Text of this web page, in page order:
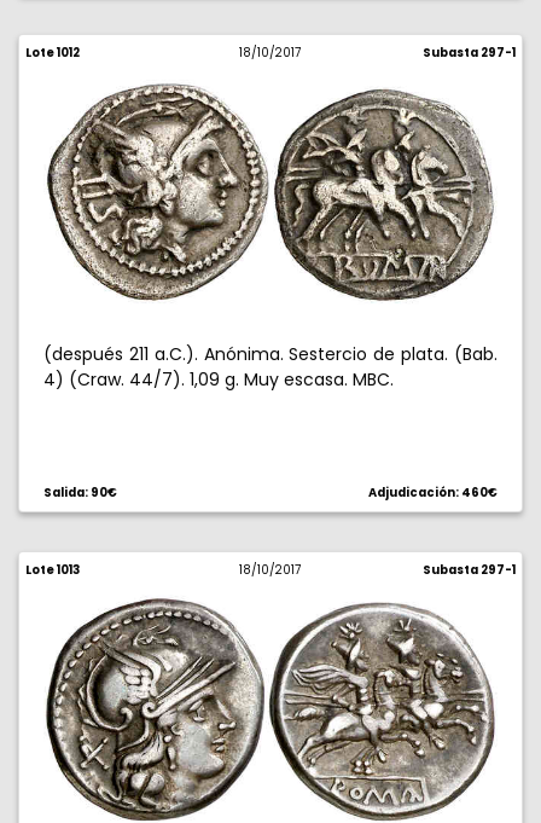
Lote 1012 18/10/2017 Subasta 297-1
(después 211 a.C.). Anónima. Sestercio de plata. (Bab.
4) (Craw. 44/7). 1,09 g. Muy escasa. MBC.
Salida: 90€ Adjudicación: 460€
Lote 1013 18/10/2017 Subasta 297-1